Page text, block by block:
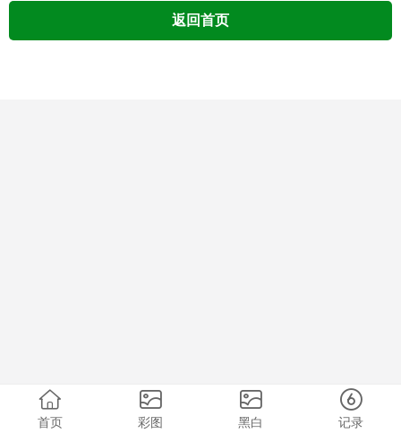
返回首页
首页 彩图 黑白 记录